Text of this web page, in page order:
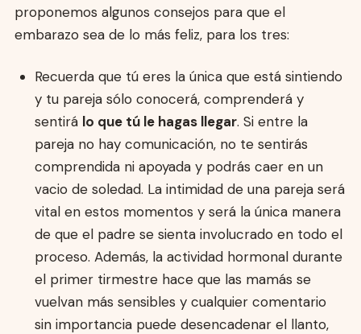
proponemos algunos consejos para que el
embarazo sea de lo más feliz, para los tres:
Recuerda que tú eres la única que está sintiendo
y tu pareja sólo conocerá, comprenderá y
sentirá lo que tú le hagas llegar. Si entre la
pareja no hay comunicación, no te sentirás
comprendida ni apoyada y podrás caer en un
vacio de soledad. La intimidad de una pareja será
vital en estos momentos y será la única manera
de que el padre se sienta involucrado en todo el
proceso. Además, la actividad hormonal durante
el primer tirmestre hace que las mamás se
vuelvan más sensibles y cualquier comentario
sin importancia puede desencadenar el llanto,